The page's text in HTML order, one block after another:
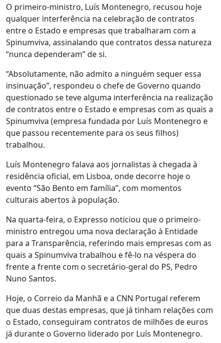
O primeiro-ministro, Luís Montenegro, recusou hoje
qualquer interferência na celebração de contratos
entre o Estado e empresas que trabalharam com a
Spinumviva, assinalando que contratos dessa natureza
“nunca dependeram” de si.
“Absolutamente, não admito a ninguém sequer essa
insinuação”, respondeu o chefe de Governo quando
questionado se teve alguma interferência na realização
de contratos entre o Estado e empresas com as quais a
Spinumviva (empresa fundada por Luís Montenegro e
que passou recentemente para os seus filhos)
trabalhou.
Luís Montenegro falava aos jornalistas à chegada à
residência oficial, em Lisboa, onde decorre hoje o
evento “São Bento em família”, com momentos
culturais abertos à população.
Na quarta-feira, o Expresso noticiou que o primeiro-
ministro entregou uma nova declaração à Entidade
para a Transparência, referindo mais empresas com as
quais a Spinumviva trabalhou e fê-lo na véspera do
frente a frente com o secretário-geral do PS, Pedro
Nuno Santos.
Hoje, o Correio da Manhã e a CNN Portugal referem
que duas destas empresas, que já tinham relações com
o Estado, conseguiram contratos de milhões de euros
já durante o Governo liderado por Luís Montenegro.